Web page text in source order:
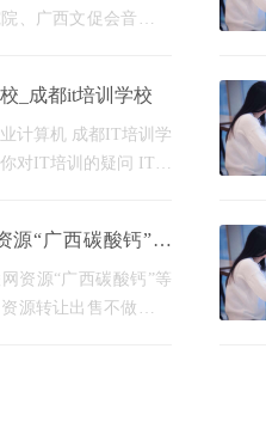
隆重举办
、广西文促会音乐专
会共同承办的“2026
文化音乐艺术盛典
_成都it培训学校
计算机 成都IT培训学
对IT培训的疑问 IT行
展的挑战。成都是中
的IT中心，吸引
源“广西碳酸钙”等
资源转让出售
资源“广西碳酸钙”等
源转让出售不做任何